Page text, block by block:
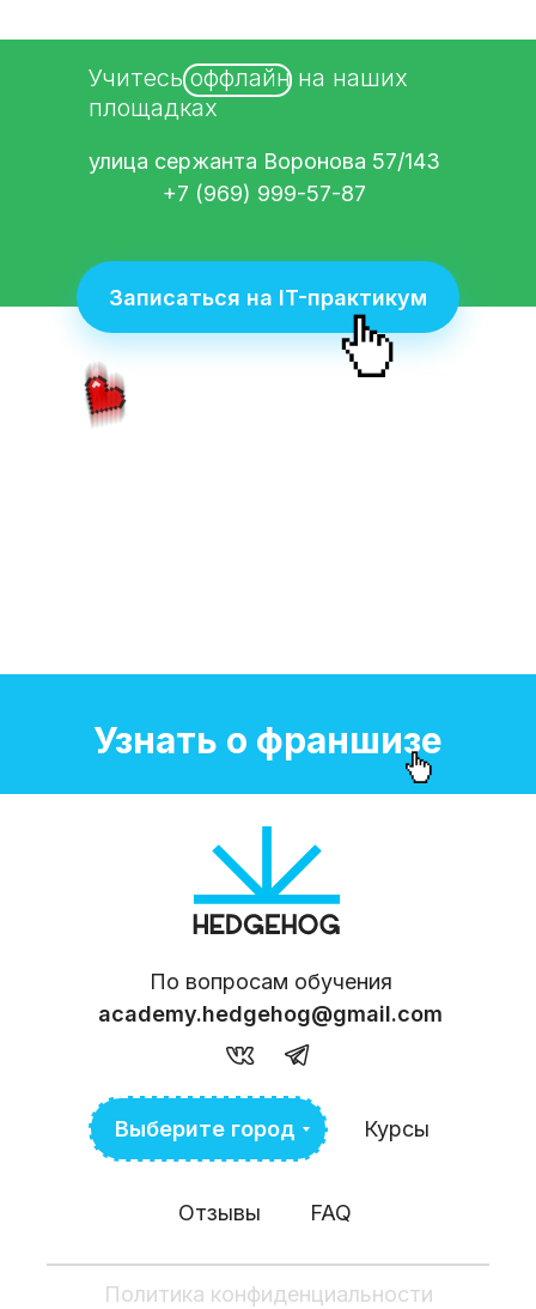
улица сержанта Воронова 57/143
+7 (969) 999-57-87
Записаться на IT-практикум
Учитесь оффлайн на наших
площадках
Узнать о франшизе
Выберите город Курсы
Отзывы FAQ
По вопросам обучения
academy.hedgehog@gmail.com
Политика конфиденциальности